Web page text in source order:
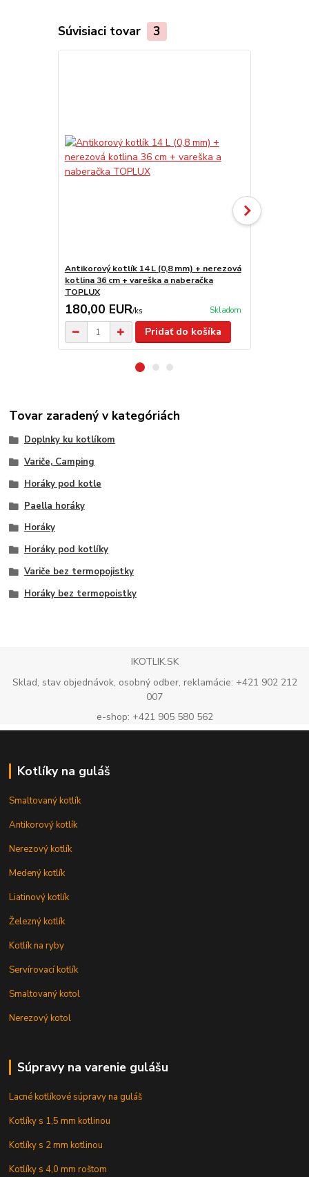
Súvisiaci tovar 3
Antikorový kotlík 14 L (0,8 mm) + nerezová
kotlina 36 cm + vareška a naberačka
TOPLUX
180,00 EUR/ks Skladom
Pridať do košíka
Tovar zaradený v kategóriách
Doplnky ku kotlíkom
Variče, Camping
Horáky pod kotle
Paella horáky
Horáky
Horáky pod kotlíky
Variče bez termopojistky
Horáky bez termopoistky
IKOTLIK.SK
Sklad, stav objednávok, osobný odber, reklamácie: +421 902 212
007
e-shop: +421 905 580 562
Kotlíky na guláš
Smaltovaný kotlík
Antikorový kotlík
Nerezový kotlík
Medený kotlík
Liatinový kotlík
Železný kotlík
Kotlík na ryby
Servírovací kotlík
Smaltovaný kotol
Nerezový kotol
Súpravy na varenie gulášu
Lacné kotlíkové súpravy na guláš
Kotlíky s 1,5 mm kotlinou
Kotlíky s 2 mm kotlinou
Kotlíky s 4,0 mm roštom